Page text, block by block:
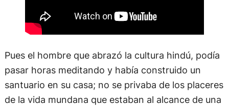
Pues el hombre que abrazó la cultura hindú, podía
pasar horas meditando y había construido un
santuario en su casa; no se privaba de los placeres
de la vida mundana que estaban al alcance de una